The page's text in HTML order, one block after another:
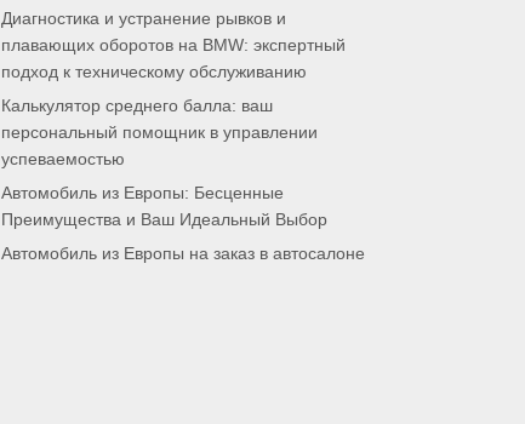
Диагностика и устранение рывков и
плавающих оборотов на BMW: экспертный
подход к техническому обслуживанию
Калькулятор среднего балла: ваш
персональный помощник в управлении
успеваемостью
Автомобиль из Европы: Бесценные
Преимущества и Ваш Идеальный Выбор
Автомобиль из Европы на заказ в автосалоне